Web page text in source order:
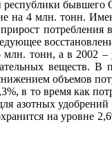
на 4 млн. тонн.
потребления
тонн, а в
веществ. В
объемов
в то время как
азотных
на уровне